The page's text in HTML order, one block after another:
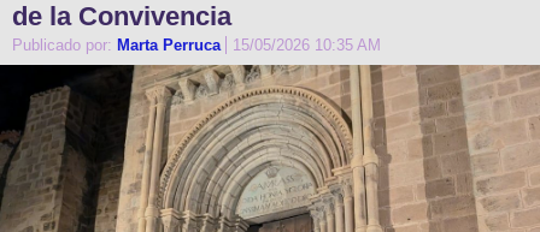
de la Convivencia
Publicado por: Marta Perruca 15/05/2026 10:35 AM